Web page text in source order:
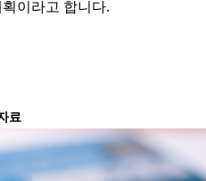
이라고 합니다.
료